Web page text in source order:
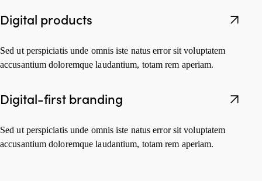
Digital products
Sed ut perspiciatis unde omnis iste natus error sit voluptatem
accusantium doloremque laudantium, totam rem aperiam.
Digital-first branding
Sed ut perspiciatis unde omnis iste natus error sit voluptatem
accusantium doloremque laudantium, totam rem aperiam.